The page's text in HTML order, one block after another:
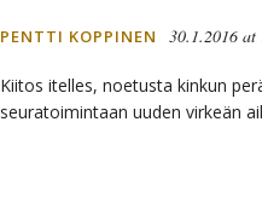
PENTTI KOPPINEN 30.1.2016 at
Kiitos itelles, noetusta kinkun
seuratoimintaan uuden virkeän